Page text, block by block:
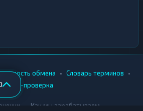
обмена • Словарь терминов •
AML-проверка
Как мы зарабатываем